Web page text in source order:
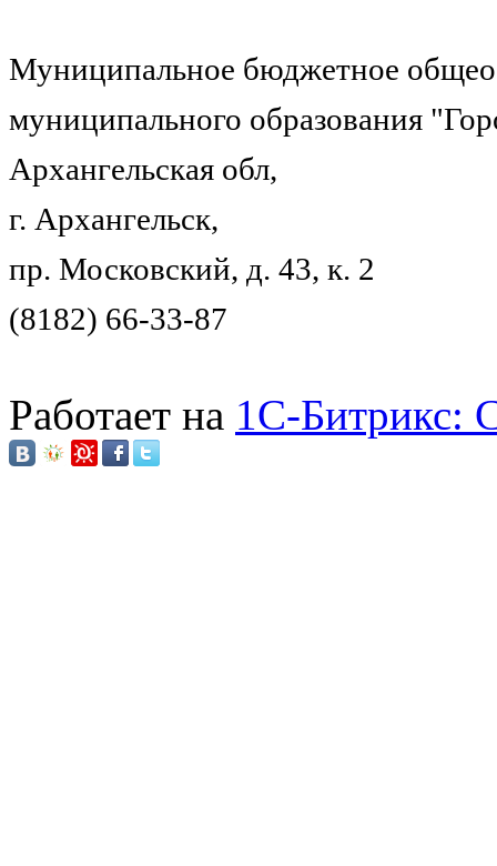
Муниципальное бюджетное
муниципального образования
Архангельская обл,
г. Архангельск,
пр. Московский, д. 43, к. 2
(8182) 66-33-87
Работает на 1C-Битрикс: